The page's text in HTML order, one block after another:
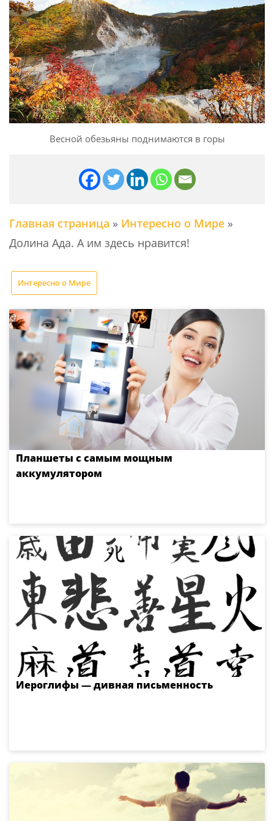
Весной обезьяны поднимаются в горы
Главная страница » Интересно о Мире »
Долина Ада. А им здесь нравится!
Интересно о Мире
Планшеты с самым мощным
аккумулятором
Иероглифы — дивная письменность